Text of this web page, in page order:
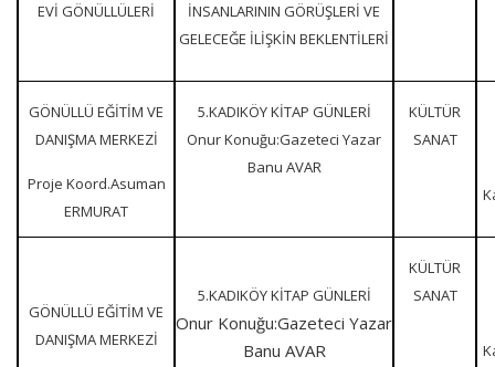
EVİ GÖNÜLLÜLERİ
İNSANLARININ GÖRÜŞLERİ VE
GELECEĞE İLİŞKİN BEKLENTİLERİ
GÖNÜLLÜ EĞİTİM VE
DANIŞMA MERKEZİ
Proje Koord.Asuman
ERMURAT
5.KADIKÖY KİTAP GÜNLERİ
Onur Konuğu:Gazeteci Yazar
Banu AVAR
KÜLTÜR
SANAT
GÖNÜLLÜ EĞİTİM VE
DANIŞMA MERKEZİ
5.KADIKÖY KİTAP GÜNLERİ
Onur Konuğu:Gazeteci Yazar
Banu AVAR
KÜLTÜR
SANAT